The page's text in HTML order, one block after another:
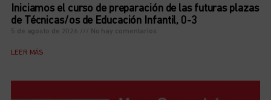
Iniciamos el curso de preparación de las futuras plazas
de Técnicas/os de Educación Infantil, 0-3
5 de agosto de 2026 No hay comentarios
LEER MÁS